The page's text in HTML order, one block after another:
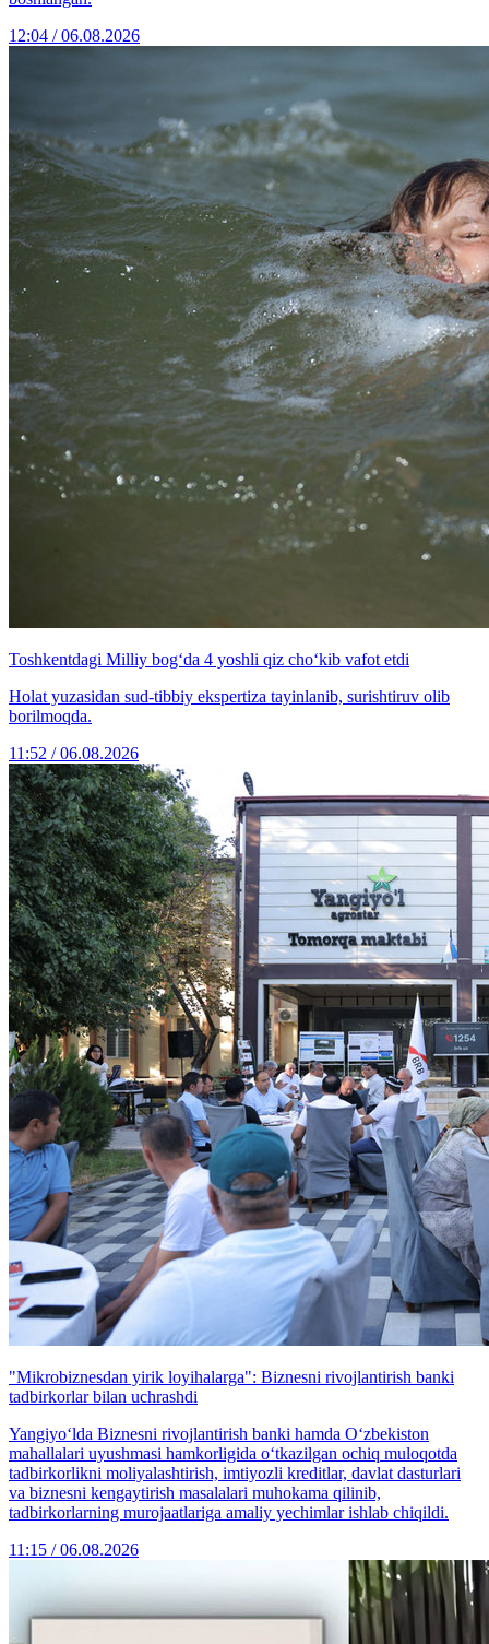
12:04 / 06.08.2026
Toshkentdagi Milliy bog‘da 4 yoshli qiz cho‘kib vafot etdi
Holat yuzasidan sud-tibbiy ekspertiza tayinlanib, surishtiruv olib
borilmoqda.
11:52 / 06.08.2026
"Mikrobiznesdan yirik loyihalarga": Biznesni rivojlantirish banki
tadbirkorlar bilan uchrashdi
Yangiyo‘lda Biznesni rivojlantirish banki hamda O‘zbekiston
mahallalari uyushmasi hamkorligida o‘tkazilgan ochiq muloqotda
tadbirkorlikni moliyalashtirish, imtiyozli kreditlar, davlat dasturlari
va biznesni kengaytirish masalalari muhokama qilinib,
tadbirkorlarning murojaatlariga amaliy yechimlar ishlab chiqildi.
11:15 / 06.08.2026